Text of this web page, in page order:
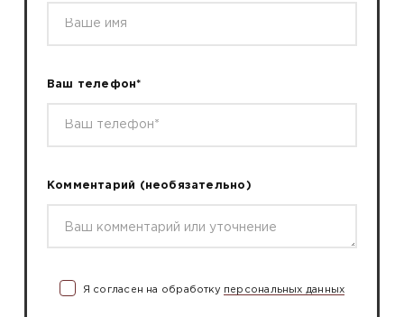
Ваш телефон*
Комментарий (необязательно)
Я согласен на обработку персональных данных